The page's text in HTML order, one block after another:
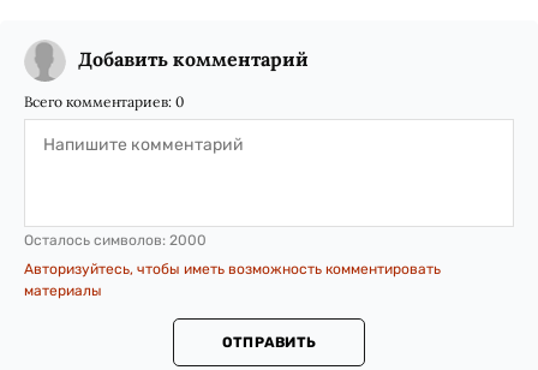
Добавить комментарий
Всего комментариев: 0
Осталось символов: 2000
Авторизуйтесь, чтобы иметь возможность комментировать
материалы
ОТПРАВИТЬ